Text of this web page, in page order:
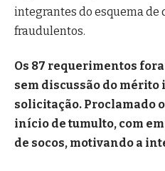
integrantes do esquema de
fraudulentos.
Os 87 requerimentos
sem discussão do
solicitação. Proclamado
início de tumulto, com
de socos, motivando a